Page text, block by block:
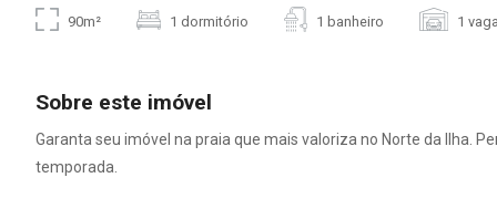
90m² 1 dormitório 1 banheiro 1
Sobre este imóvel
Garanta seu imóvel na praia que mais valoriza no Norte da Ilha.
temporada.